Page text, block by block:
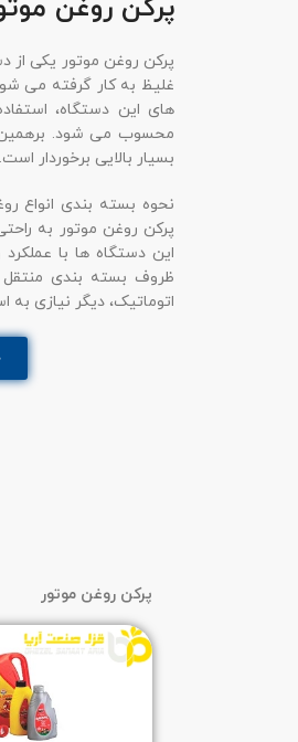
پرکن روغن
پرکن روغن موتور یکی از
غلیظ به کار گرفته می
های این دستگاه،
محسوب می شود. برهمین
بسیار بالایی برخوردار است.
نحوه بسته بندی انواع
پرکن روغن موتور به
این دستگاه ها با
ظروف بسته بندی منتقل
اتوماتیک، دیگر نیازی به
پرکن روغن موتور